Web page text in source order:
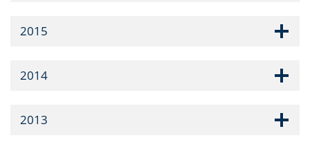
2015
2014
2013